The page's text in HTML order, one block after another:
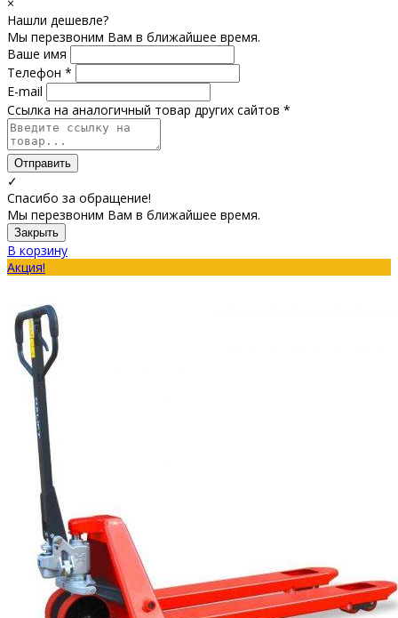
Нашли дешевле?
Мы перезвоним Вам в ближайшее время.
Ваше имя
Телефон *
E-mail
Ссылка на аналогичный товар других сайтов *
Отправить
✓
Спасибо за обращение!
Мы перезвоним Вам в ближайшее время.
Закрыть
В корзину
Акция!